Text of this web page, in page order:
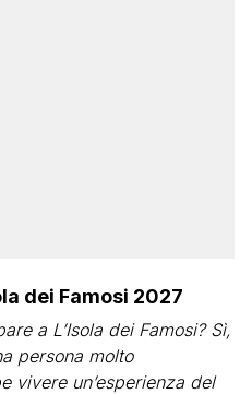
dei Famosi 2027
a L’Isola dei Famosi? Sì,
persona molto
vivere un’esperienza del